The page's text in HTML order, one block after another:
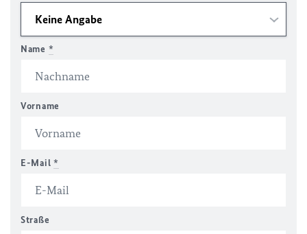
Name *
Vorname
E-Mail *
Straße